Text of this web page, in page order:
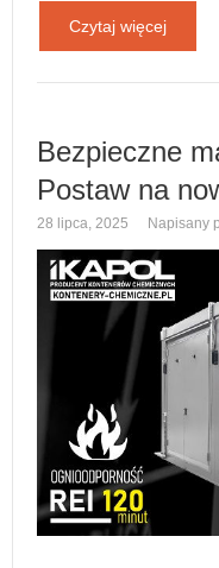
Czytaj więcej
Bezpieczne
Postaw na
28 lipca, 2025 Napisany